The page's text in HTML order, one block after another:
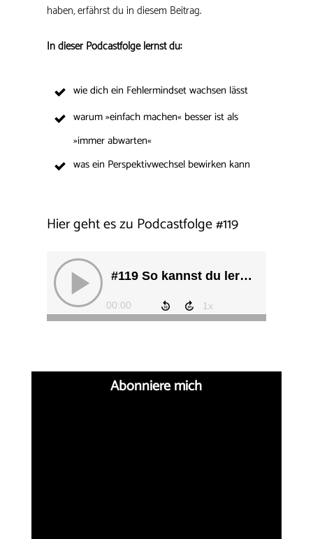
haben, erfährst du in diesem Beitrag.
In dieser Podcastfolge lernst du:
wie dich ein Fehlermindset wachsen lässt
warum »einfach machen« besser ist als
»immer abwarten«
was ein Perspektivwechsel bewirken kann
Hier geht es zu Podcastfolge#119
Abonniere mich